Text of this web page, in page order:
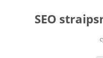
contentSEO